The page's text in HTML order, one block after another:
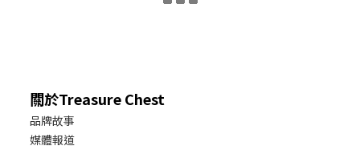
關於Treasure Chest
品牌故事
媒體報道